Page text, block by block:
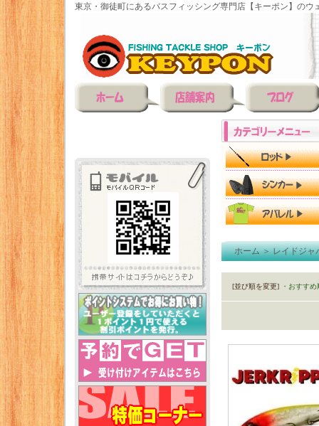
東京・御徒町にあるバスフィッシング専門店【キーポン】のウ
ホーム＞レイドジャ
[並び順を変更] ・おすすめ